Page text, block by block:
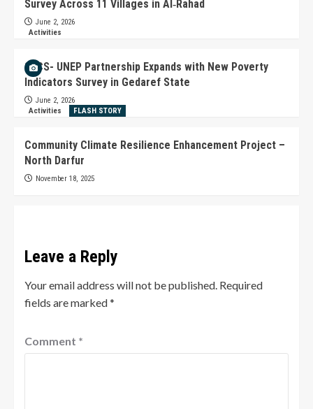
Survey Across 11 Villages in Al‑Rahad
June 2, 2026
Activities
SECS- UNEP Partnership Expands with New Poverty
Indicators Survey in Gedaref State
June 2, 2026
Activities
FLASH STORY
Community Climate Resilience Enhancement Project –
North Darfur
November 18, 2025
Leave a Reply
Your email address will not be published. Required
fields are marked*
Comment *